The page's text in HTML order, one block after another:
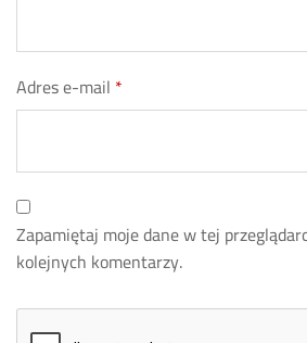
Adres e-mail *
Zapamiętaj moje dane w tej
kolejnych komentarzy.